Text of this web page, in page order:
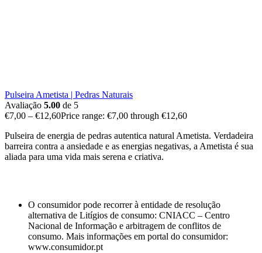
Pulseira Ametista | Pedras Naturais
Avaliação 5.00 de 5
€7,00 – €12,60Price range: €7,00 through €12,60
Pulseira de energia de pedras autentica natural Ametista. Verdadeira
barreira contra a ansiedade e as energias negativas, a Ametista é sua
aliada para uma vida mais serena e criativa.
O consumidor pode recorrer à entidade de resolução
alternativa de Litígios de consumo: CNIACC – Centro
Nacional de Informação e arbitragem de conflitos de
consumo. Mais informações em portal do consumidor:
www.consumidor.pt